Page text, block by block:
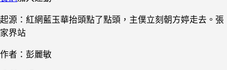
起源：紅網藍玉華抬頭點了點頭，主僕立刻朝方婷走去。張
家界站
作者：彭麗敏